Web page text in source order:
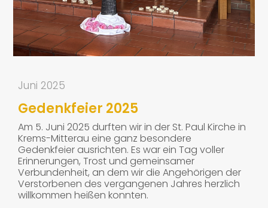
Juni 2025
Gedenkfeier 2025
Am 5. Juni 2025 durften wir in der St. Paul Kirche in
Krems-Mitterau eine ganz besondere
Gedenkfeier ausrichten. Es war ein Tag voller
Erinnerungen, Trost und gemeinsamer
Verbundenheit, an dem wir die Angehörigen der
Verstorbenen des vergangenen Jahres herzlich
willkommen heißen konnten.
NEWSLETTER
SPENDEN /
MITGLIED WERDEN